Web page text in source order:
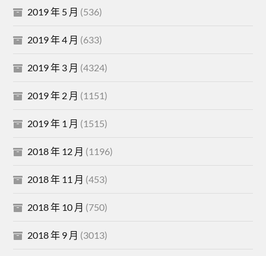
2019 年 5 月 (536)
2019 年 4 月 (633)
2019 年 3 月 (4324)
2019 年 2 月 (1151)
2019 年 1 月 (1515)
2018 年 12 月 (1196)
2018 年 11 月 (453)
2018 年 10 月 (750)
2018 年 9 月 (3013)